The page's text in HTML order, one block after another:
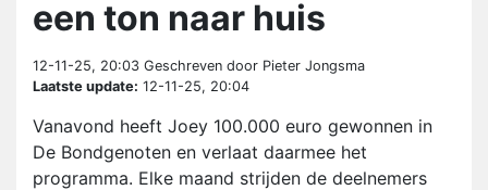
een ton naar huis
12-11-25, 20:03 Geschreven door Pieter Jongsma
Laatste update: 12-11-25, 20:04
Vanavond heeft Joey 100.000 euro gewonnen in
De Bondgenoten en verlaat daarmee het
programma. Elke maand strijden de deelnemers